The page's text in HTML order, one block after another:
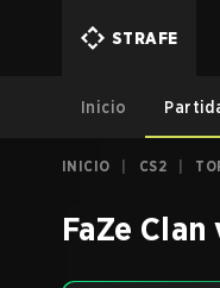
STRAFE
Inicio
INICIO CS2
FaZe Clan